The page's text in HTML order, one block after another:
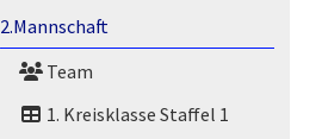
2.Mannschaft
Team
1. Kreisklasse Staffel 1